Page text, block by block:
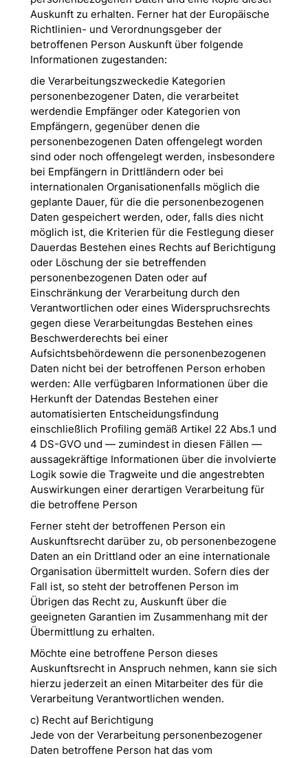
Auskunft zu erhalten. Ferner hat der Europäische
Richtlinien- und Verordnungsgeber der
betroffenen Person Auskunft über folgende
Informationen zugestanden:
die Verarbeitungszweckedie Kategorien
personenbezogener Daten, die verarbeitet
werdendie Empfänger oder Kategorien von
Empfängern, gegenüber denen die
personenbezogenen Daten offengelegt worden
sind oder noch offengelegt werden, insbesondere
bei Empfängern in Drittländern oder bei
internationalen Organisationenfalls möglich die
geplante Dauer, für die die personenbezogenen
Daten gespeichert werden, oder, falls dies nicht
möglich ist, die Kriterien für die Festlegung dieser
Dauerdas Bestehen eines Rechts auf Berichtigung
oder Löschung der sie betreffenden
personenbezogenen Daten oder auf
Einschränkung der Verarbeitung durch den
Verantwortlichen oder eines Widerspruchsrechts
gegen diese Verarbeitungdas Bestehen eines
Beschwerderechts bei einer
Aufsichtsbehördewenn die personenbezogenen
Daten nicht bei der betroffenen Person erhoben
werden: Alle verfügbaren Informationen über die
Herkunft der Datendas Bestehen einer
automatisierten Entscheidungsfindung
einschließlich Profiling gemäß Artikel 22 Abs.1 und
4 DS-GVO und — zumindest in diesen Fällen —
aussagekräftige Informationen über die involvierte
Logik sowie die Tragweite und die angestrebten
Auswirkungen einer derartigen Verarbeitung für
die betroffene Person
Ferner steht der betroffenen Person ein
Auskunftsrecht darüber zu, ob personenbezogene
Daten an ein Drittland oder an eine internationale
Organisation übermittelt wurden. Sofern dies der
Fall ist, so steht der betroffenen Person im
Übrigen das Recht zu, Auskunft über die
geeigneten Garantien im Zusammenhang mit der
Übermittlung zu erhalten.
Möchte eine betroffene Person dieses
Auskunftsrecht in Anspruch nehmen, kann sie sich
hierzu jederzeit an einen Mitarbeiter des für die
Verarbeitung Verantwortlichen wenden.
c) Recht auf Berichtigung
Jede von der Verarbeitung personenbezogener
Daten betroffene Person hat das vom